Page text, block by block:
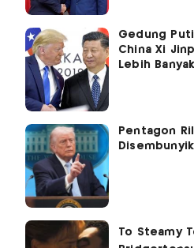
Gedung
China Xi
Lebih
Pentagon